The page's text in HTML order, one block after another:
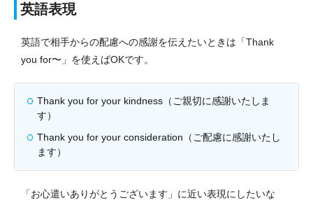
英語表現
英語で相手からの配慮への感謝を伝えたいときは「Thank
you for〜」を使えばOKです。
Thank you for your kindness（ご親切に感謝いたしま
す）
Thank you for your consideration（ご配慮に感謝いたし
ます）
「お心遣いありがとうございます」に近い表現にしたいな